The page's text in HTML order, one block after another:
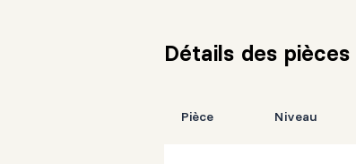
Détails des pièces
Pièce Niveau